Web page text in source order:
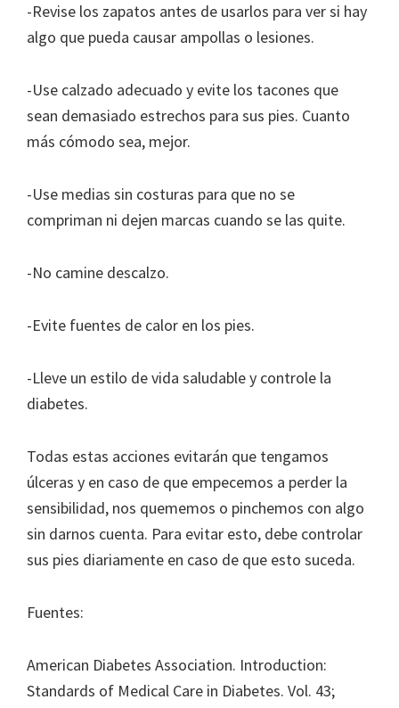
-Revise los zapatos antes de usarlos para ver si hay
algo que pueda causar ampollas o lesiones.
-Use calzado adecuado y evite los tacones que
sean demasiado estrechos para sus pies. Cuanto
más cómodo sea, mejor.
-Use medias sin costuras para que no se
compriman ni dejen marcas cuando se las quite.
-No camine descalzo.
-Evite fuentes de calor en los pies.
-Lleve un estilo de vida saludable y controle la
diabetes.
Todas estas acciones evitarán que tengamos
úlceras y en caso de que empecemos a perder la
sensibilidad, nos quememos o pinchemos con algo
sin darnos cuenta. Para evitar esto, debe controlar
sus pies diariamente en caso de que esto suceda.
Fuentes:
American Diabetes Association. Introduction:
Standards of Medical Care in Diabetes. Vol. 43;